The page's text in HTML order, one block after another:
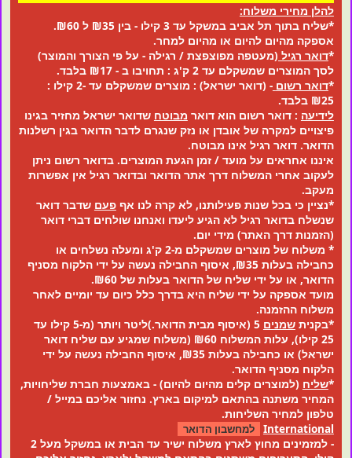
להלן מחירי משלוח:
*שליח בתוך תל אביב במשקל עד 3 קילו - בין ₪35 ל ₪60.
אספקה מהיום להיום או מהיום למחר.
*דואר רגיל (מעטפה מפוצפצת / רגילה - על פי הצורך והמוצר)
לסך המוצרים שמשקלם עד 2 ק'ג : תחויבו ב - ₪17 בלבד.
*דואר רשום
- (דואר ישראל) : מוצרים שמשקלם עד -2 קילו :
₪25 בלבד.
לידיעה : דואר רשום הוא דואר מבוטח שדואר ישראל מחזיר בגינו
פיצויים למקרה של אובדן או נזק שנגרם לדבר הדואר בגין רשלנות
הדואר. דואר רגיל אינו מבוטח.
איננו אחראים על מועד / זמן הגעת המוצרים. בדואר רשום ניתן
לעקוב אחרי המשלוח דרך אתר הדואר ובדואר רגיל אין אפשרות
מעקב.
*נציין כי בכל שנות פעילותנו, לא קרה לנו אףפעם שדבר דואר
שנשלח בדואר רגיל לא הגיע ליעדו ואנחנו שולחים דברי דואר
(הזמנות דרך האתר) מידי יום.
* משלוח של מוצרים שמשקלם מ-2 ק'ג ומעלה נשלחים או
כחבילה בעלות ₪35, איסוף החבילה נעשה על ידי הלקוח מסניף
הדואר, או על ידי שליח של הדואר בעלות של ₪60.
מועד אספקה על ידי שליח היא בדרך כלל כיום עד יומיים לאחר
משלוח ההזמנה.
*בקניתשמנים
5 (איסוף מבית הדואר.)ליטר ויותר (מ-5 קילו עד
25 קילו), עלות המשלוח ₪60 (משלוח שמגיע עם שליח דואר
ישראל) או כחבילה בעלות ₪35, איסוף החבילה נעשה על ידי
הלקוח מסניף הדואר.
*שליח (למוצרים קלים מהיום להיום) - באמצעות חברת שליחויות,
המחיר משתנה בהתאם למיקום בארץ. נחזור אליכם במייל /
טלפון למחיר השליחות.
International
למחשבון הדואר
- למזמינים מחוץ לארץ משלוח ישיר עד הבית או במשקל מעל 2